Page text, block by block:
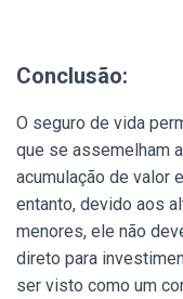
Conclusão:
O seguro de vida
que se assemelham
acumulação de valor
entanto, devido aos
menores, ele não
direto para
ser visto como um